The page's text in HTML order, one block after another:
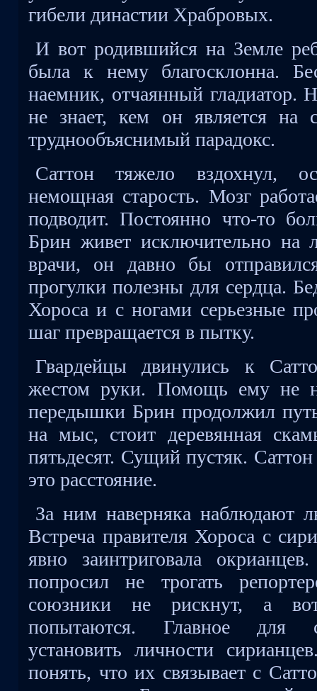
гибели династии Храбровых.
И вот родившийся на Земле
была к нему благосклонна.
наемник, отчаянный гладиатор.
не знает, кем он является на
труднообъяснимый парадокс.
Саттон тяжело вздохнул,
немощная старость. Мозг
подводит. Постоянно что-то
Брин живет исключительно на
врачи, он давно бы
прогулки полезны для сердца.
Хороса и с ногами серьезные
шаг превращается в пытку.
Гвардейцы двинулись к
жестом руки. Помощь ему не
передышки Брин продолжил
на мыс, стоит деревянная
пятьдесят. Сущий пустяк. Саттон
это расстояние.
За ним наверняка наблюдают
Встреча правителя Хороса с
явно заинтриговала
попросил не трогать
союзники не рискнут, а
попытаются. Главное для
установить личности
понять, что их связывает с